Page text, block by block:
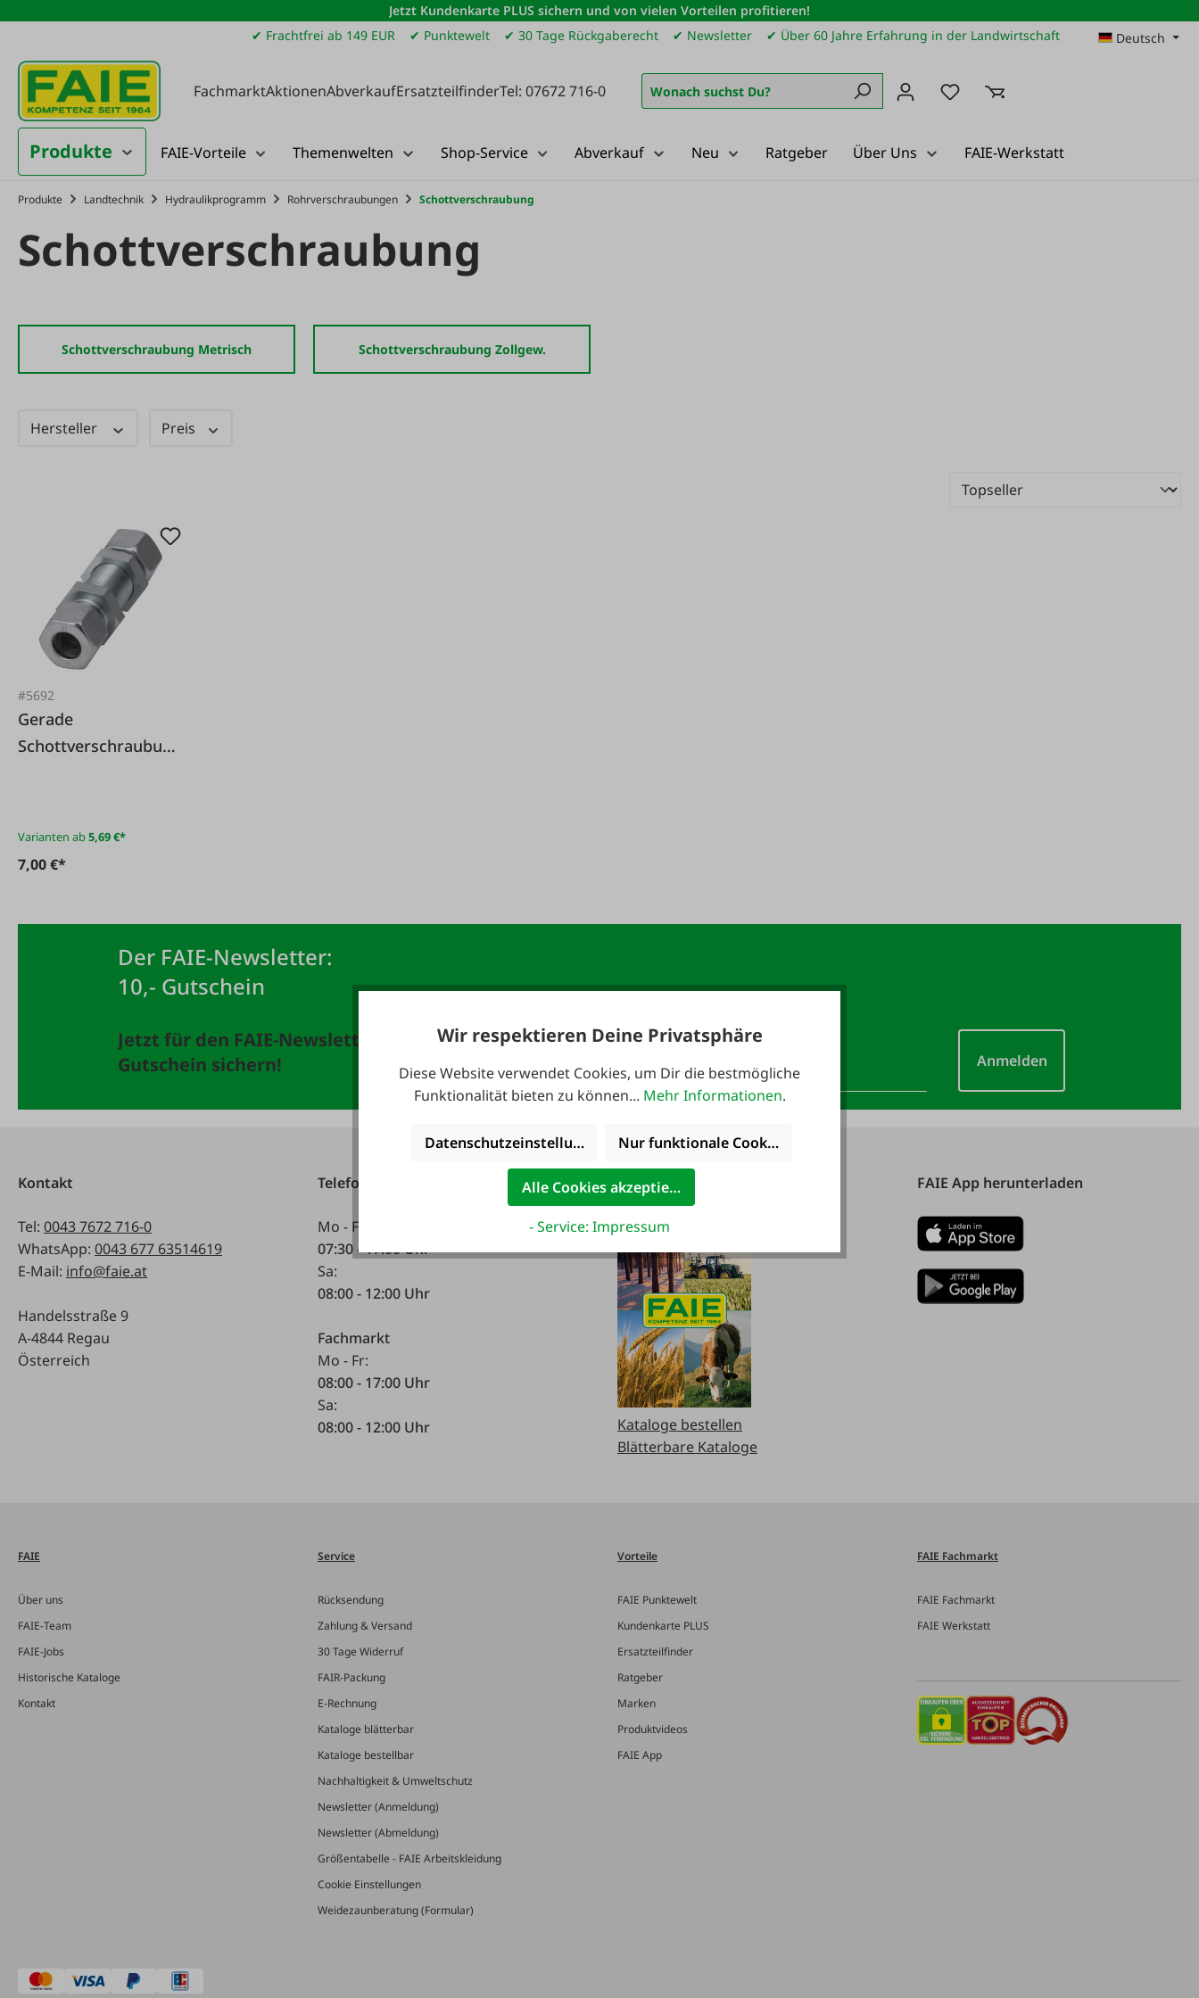
Hauptinhalt springen
Zur Suche springen
Zur Hauptnavigation springen
Jetzt Kundenkarte PLUS sichern und von vielen Vorteilen profitieren!
✔ Frachtfrei ab 149 EUR
✔ Punktewelt ✔ 30 Tage Rückgaberecht ✔ Newsletter ✔ Über 60 Jahre Erfahrung in der Landwirtschaft Deutsch
FachmarktAktionenAbverkaufErsatzteilfinderTel: 07672 716-0 Du hast 0 Produkte auf dem
Produkte FAIE-Vorteile Themenwelten Shop-Service Abverkauf Neu Ratgeber Über Uns FAIE-Werkstatt
Produkte Landtechnik Hydraulikprogramm Rohrverschraubungen Schottverschraubung
Schottverschraubung
Schottverschraubung Metrisch Schottverschraubung Zollgew.
Hersteller Preis
#5692
Gerade
Schottverschraubun
Varianten ab5,69 €*
7,00 €*
Der FAIE-Newsletter:
10,- Gutschein
Jetzt für den FAIE-Newsletter anmelden und 10,-
Gutschein sichern!
E-Mail-Adresse*
Anmelden
Kontakt
Tel: 0043 7672 716-0
WhatsApp: 0043 677 63514619
E-Mail: info@faie.at
Handelsstraße 9
A-4844 Regau
Österreich
Telefonisch erreichbar:
Mo - Fr:
07:30 - 17.00 Uhr
Sa:
08:00 - 12:00 Uhr
Fachmarkt
Mo - Fr:
08:00 - 17:00 Uhr
Sa:
08:00 - 12:00 Uhr
Kataloge
Kataloge bestellen
Blätterbare Kataloge
FAIE App herunterladen
FAIE
Über uns
FAIE-Team
FAIE-Jobs
Historische Kataloge
Kontakt
Service
Rücksendung
Zahlung & Versand
30 Tage Widerruf
FAIR-Packung
E-Rechnung
Kataloge blätterbar
Kataloge bestellbar
Nachhaltigkeit & Umweltschutz
Newsletter (Anmeldung)
Newsletter (Abmeldung)
Größentabelle - FAIE Arbeitskleidung
Cookie Einstellungen
Weidezaunberatung (Formular)
Vorteile
FAIE Punktewelt
Kundenkarte PLUS
Ersatzteilfinder
Ratgeber
Marken
Produktvideos
FAIE App
FAIE Fachmarkt
FAIE Fachmarkt
FAIE Werkstatt
Wir respektieren Deine Privatsphäre
Diese Website verwendet Cookies, um Dir die bestmögliche
Funktionalität bieten zu können... Mehr Informationen.
Datenschutzeinstellungen Nur funktionale Cookies akzeptieren
Alle Cookies akzeptieren
- Service: Impressum